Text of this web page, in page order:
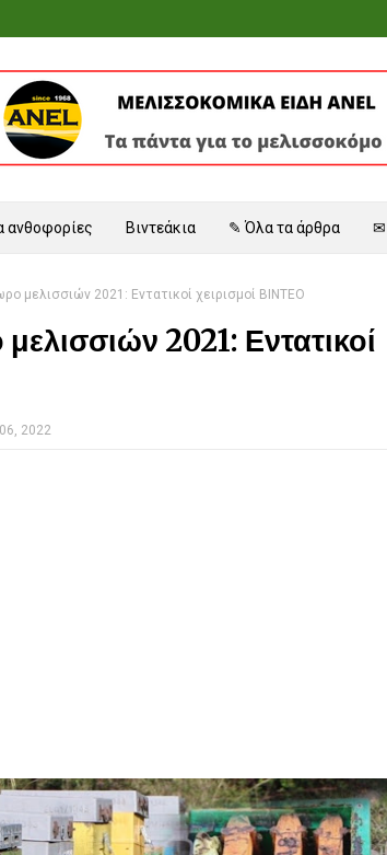
ανθοφορίες Βιντεάκια ✎ Όλα τα άρθρα ✉
μελισσιών 2021: Εντατικοί χειρισμοί ΒΙΝΤΕΟ
2021: Εντατικοί
2022